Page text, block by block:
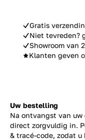
Gratis
Niet tevreden?
Showroom van
Klanten geven
Uw bestelling
Na ontvangst van
direct zorgvuldig in.
& tracé-code, zodat